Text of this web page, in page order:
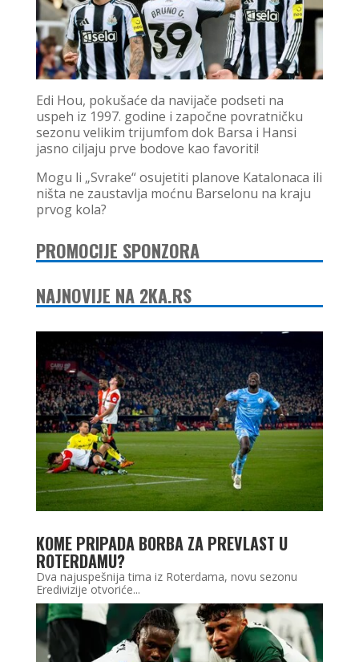
Edi Hou, pokušaće da navijače podseti na
uspeh iz 1997. godine i započne povratničku
sezonu velikim trijumfom dok Barsa i Hansi
jasno ciljaju prve bodove kao favoriti!
Mogu li „Svrake“ osujetiti planove Katalonaca ili
ništa ne zaustavlja moćnu Barselonu na kraju
prvog kola?
PROMOCIJE SPONZORA
NAJNOVIJE NA 2KA.RS
KOME PRIPADA BORBA ZA PREVLAST U
ROTERDAMU?
Dva najuspešnija tima iz Roterdama, novu sezonu
Eredivizije otvoriće...